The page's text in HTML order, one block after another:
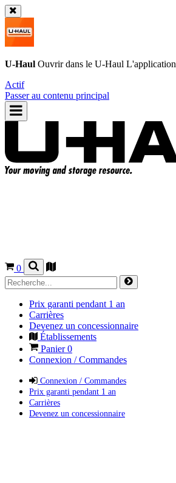
U-Haul Ouvrir dans le U-Haul L'application
Actif
Passer au contenu principal
0
Prix garanti pendant 1 an
Carrières
Devenez un concessionnaire
Établissements
Panier0
Connexion / Commandes
Connexion / Commandes
Prix garanti pendant 1 an
Carrières
Devenez un concessionnaire